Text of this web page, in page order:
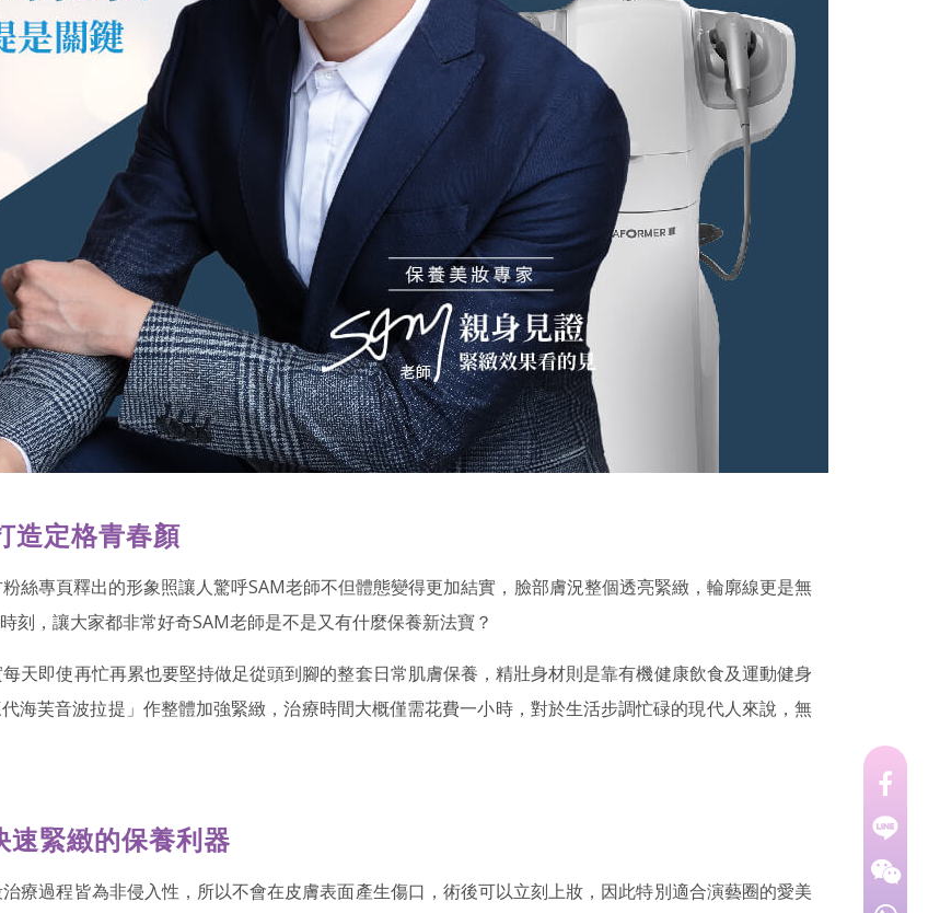
造定格青春顏
絲專頁釋出的形象照讓人驚呼SAM老師不但體態變得更加結實，臉部膚況整個透亮緊緻，輪廓線更是無
刻，讓大家都非常好奇SAM老師是不是又有什麼保養新法寶？
天即使再忙再累也要堅持做足從頭到腳的整套日常肌膚保養，精壯身材則是靠有機健康飲食及運動健身
海芙音波拉提」作整體加強緊緻，治療時間大概僅需花費一小時，對於生活步調忙碌的現代人來說，無
速緊緻的保養利器
療過程皆為非侵入性，所以不會在皮膚表面產生傷口，術後可以立刻上妝，因此特別適合演藝圈的愛美